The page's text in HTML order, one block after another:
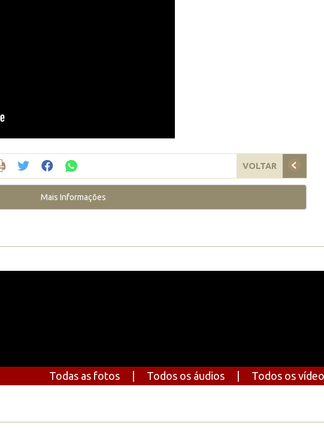
VOLTAR
Mais Informações
Todas as fotos Todos os áudios Todos os